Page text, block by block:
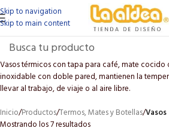
Skip to navigation
Skip to main content
Vasos térmicos con tapa para café, mate cocido
inoxidable con doble pared, mantienen la
llevar al trabajo, de viaje o al aire libre.
Inicio/Productos/Termos, Mates y Botellas/
Mostrando los 7 resultados